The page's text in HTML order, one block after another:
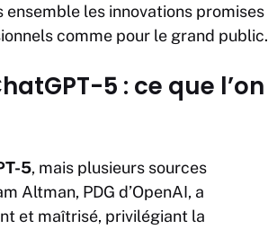
les innovations promises
comme pour le grand public.
5 : ce que l’on
5, mais plusieurs sources
Altman, PDG d’OpenAI, a
et maîtrisé, privilégiant la